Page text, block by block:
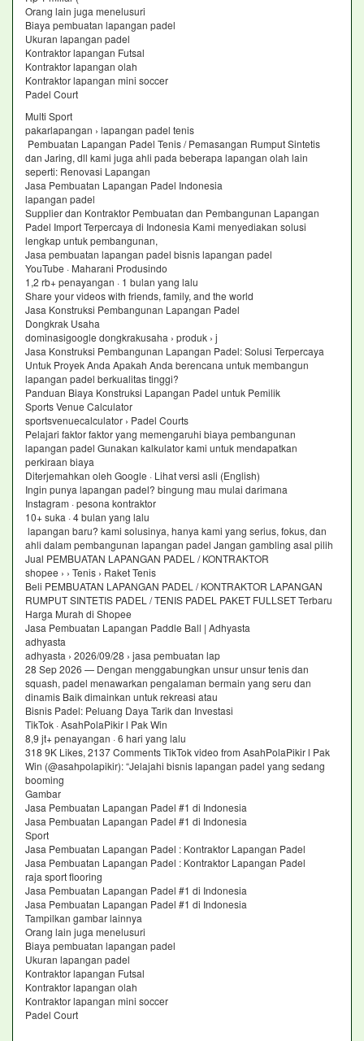
Orang lain juga menelusuri
Biaya pembuatan lapangan padel
Ukuran lapangan padel
Kontraktor lapangan Futsal
Kontraktor lapangan olah
Kontraktor lapangan mini soccer
Padel Court
Multi Sport
pakarlapangan › lapangan padel tenis
Pembuatan Lapangan Padel Tenis / Pemasangan Rumput Sintetis
dan Jaring, dll kami juga ahli pada beberapa lapangan olah lain
seperti: Renovasi Lapangan
Jasa Pembuatan Lapangan Padel Indonesia
lapangan padel
Supplier dan Kontraktor Pembuatan dan Pembangunan Lapangan
Padel Import Terpercaya di Indonesia Kami menyediakan solusi
lengkap untuk pembangunan,
Jasa pembuatan lapangan padel bisnis lapangan padel
YouTube · Maharani Produsindo
1,2 rb+ penayangan · 1 bulan yang lalu
Share your videos with friends, family, and the world
Jasa Konstruksi Pembangunan Lapangan Padel
Dongkrak Usaha
dominasigoogle dongkrakusaha › produk › j
Jasa Konstruksi Pembangunan Lapangan Padel: Solusi Terpercaya
Untuk Proyek Anda Apakah Anda berencana untuk membangun
lapangan padel berkualitas tinggi?
Panduan Biaya Konstruksi Lapangan Padel untuk Pemilik
Sports Venue Calculator
sportsvenuecalculator › Padel Courts
Pelajari faktor faktor yang memengaruhi biaya pembangunan
lapangan padel Gunakan kalkulator kami untuk mendapatkan
perkiraan biaya
Diterjemahkan oleh Google · Lihat versi asli (English)
Ingin punya lapangan padel? bingung mau mulai darimana
Instagram · pesona kontraktor
10+ suka · 4 bulan yang lalu
lapangan baru? kami solusinya, hanya kami yang serius, fokus, dan
ahli dalam pembangunan lapangan padel Jangan gambling asal pilih
Jual PEMBUATAN LAPANGAN PADEL / KONTRAKTOR
shopee › › Tenis › Raket Tenis
Beli PEMBUATAN LAPANGAN PADEL / KONTRAKTOR LAPANGAN
RUMPUT SINTETIS PADEL / TENIS PADEL PAKET FULLSET Terbaru
Harga Murah di Shopee
Jasa Pembuatan Lapangan Paddle Ball | Adhyasta
adhyasta
adhyasta › 2026/09/28 › jasa pembuatan lap
28 Sep 2026 — Dengan menggabungkan unsur unsur tenis dan
squash, padel menawarkan pengalaman bermain yang seru dan
dinamis Baik dimainkan untuk rekreasi atau
Bisnis Padel: Peluang Daya Tarik dan Investasi
TikTok · AsahPolaPikir l Pak Win
8,9 jt+ penayangan · 6 hari yang lalu
318 9K Likes, 2137 Comments TikTok video from AsahPolaPikir l Pak
Win (@asahpolapikir): “Jelajahi bisnis lapangan padel yang sedang
booming
Gambar
Jasa Pembuatan Lapangan Padel #1 di Indonesia
Jasa Pembuatan Lapangan Padel #1 di Indonesia
Sport
Jasa Pembuatan Lapangan Padel : Kontraktor Lapangan Padel
Jasa Pembuatan Lapangan Padel : Kontraktor Lapangan Padel
raja sport flooring
Jasa Pembuatan Lapangan Padel #1 di Indonesia
Jasa Pembuatan Lapangan Padel #1 di Indonesia
Tampilkan gambar lainnya
Orang lain juga menelusuri
Biaya pembuatan lapangan padel
Ukuran lapangan padel
Kontraktor lapangan Futsal
Kontraktor lapangan olah
Kontraktor lapangan mini soccer
Padel Court